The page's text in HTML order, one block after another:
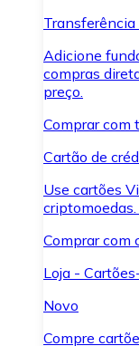
Transferência
Adicione
compras
preço.
Comprar com
Cartão de
Use cartões
criptomoedas.
Comprar com
Loja -
Novo
Compre